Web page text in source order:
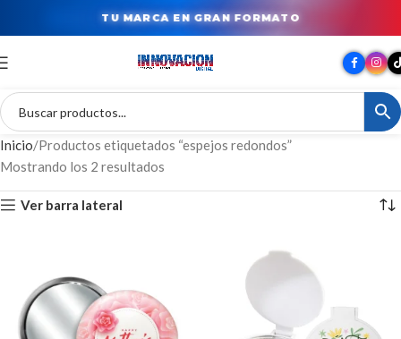
TU MARCA EN GRAN FORMATO
Inicio Productos etiquetados “espejos redondos”
Mostrando los 2 resultados
Ver barra lateral